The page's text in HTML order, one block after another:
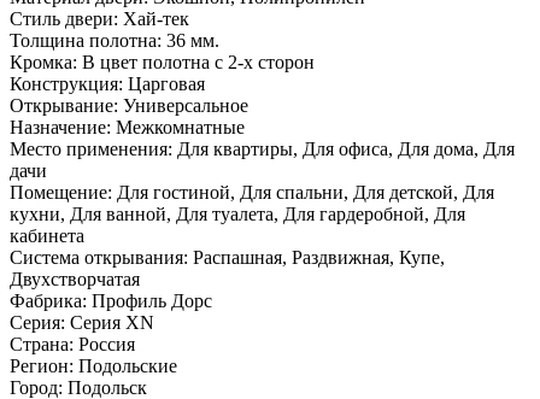
Стиль двери: Хай-тек
Толщина полотна: 36 мм.
Кромка: В цвет полотна с 2-х сторон
Конструкция: Царговая
Открывание: Универсальное
Назначение: Межкомнатные
Место применения: Для квартиры, Для офиса, Для дома, Для
дачи
Помещение: Для гостиной, Для спальни, Для детской, Для
кухни, Для ванной, Для туалета, Для гардеробной, Для
кабинета
Система открывания: Распашная, Раздвижная, Купе,
Двухстворчатая
Фабрика: Профиль Дорс
Серия: Серия XN
Страна: Россия
Регион: Подольские
Город: Подольск